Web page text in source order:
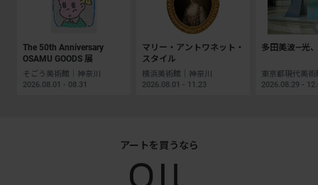
The 50th Anniversary
OSAMU GOODS 展
そごう美術館｜神奈川
2026.08.01 - 08.31
マリー・アントワネット・
スタイル
横浜美術館｜神奈川
2026.08.01 - 11.23
多田美波―光
2026.08.29 -
アートを買うなら